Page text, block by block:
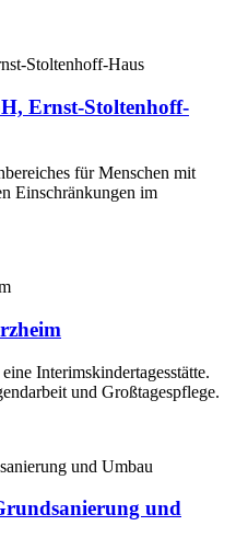
Ernst-Stoltenhoff-
für Menschen mit
Einschränkungen im
Interimskindertagesstätte.
und Großtagespflege.
und